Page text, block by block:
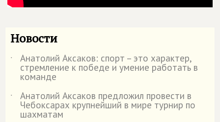
Новости
˙ Анатолий Аксаков: спорт – это характер,
стремление к победе и умение работать в
команде
˙
Анатолий Аксаков предложил провести в
Чебоксарах крупнейший в мире турнир по
шахматам